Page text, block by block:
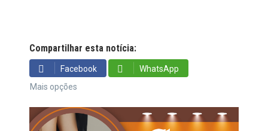
Compartilhar esta notícia:
Facebook
WhatsApp
Mais opções